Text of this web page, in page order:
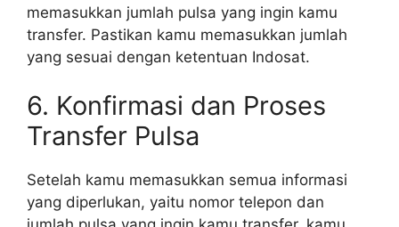
memasukkan jumlah pulsa yang ingin kamu
transfer. Pastikan kamu memasukkan jumlah
yang sesuai dengan ketentuan Indosat.
6. Konfirmasi dan Proses
Transfer Pulsa
Setelah kamu memasukkan semua informasi
yang diperlukan, yaitu nomor telepon dan